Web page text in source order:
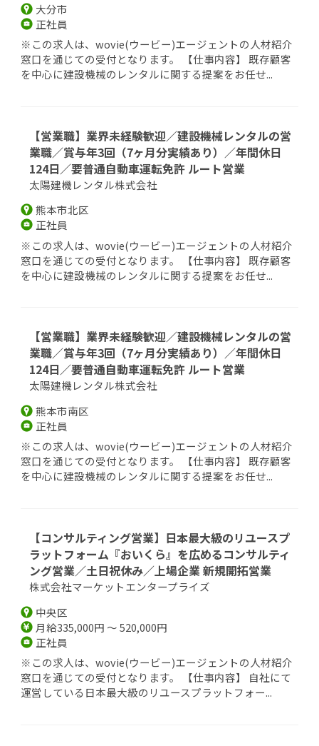
大分市
正社員
※この求人は、wovie(ウービー)エージェントの人材紹介
窓口を通じての受付となります。 【仕事内容】 既存顧客
を中心に建設機械のレンタルに関する提案をお任せ...
【営業職】業界未経験歓迎／建設機械レンタルの営
業職／賞与年3回（7ヶ月分実績あり）／年間休日
124日／要普通自動車運転免許 ルート営業
太陽建機レンタル株式会社
熊本市北区
正社員
※この求人は、wovie(ウービー)エージェントの人材紹介
窓口を通じての受付となります。 【仕事内容】 既存顧客
を中心に建設機械のレンタルに関する提案をお任せ...
【営業職】業界未経験歓迎／建設機械レンタルの営
業職／賞与年3回（7ヶ月分実績あり）／年間休日
124日／要普通自動車運転免許 ルート営業
太陽建機レンタル株式会社
熊本市南区
正社員
※この求人は、wovie(ウービー)エージェントの人材紹介
窓口を通じての受付となります。 【仕事内容】 既存顧客
を中心に建設機械のレンタルに関する提案をお任せ...
【コンサルティング営業】日本最大級のリユースプ
ラットフォーム『おいくら』を広めるコンサルティ
ング営業／土日祝休み／上場企業 新規開拓営業
株式会社マーケットエンタープライズ
中央区
月給335,000円 ～ 520,000円
正社員
※この求人は、wovie(ウービー)エージェントの人材紹介
窓口を通じての受付となります。 【仕事内容】 自社にて
運営している日本最大級のリユースプラットフォー...